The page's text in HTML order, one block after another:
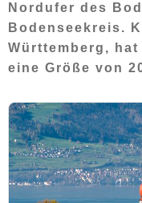
Nordufer des
Bodenseekreis.
Württemberg,
eine Größe von